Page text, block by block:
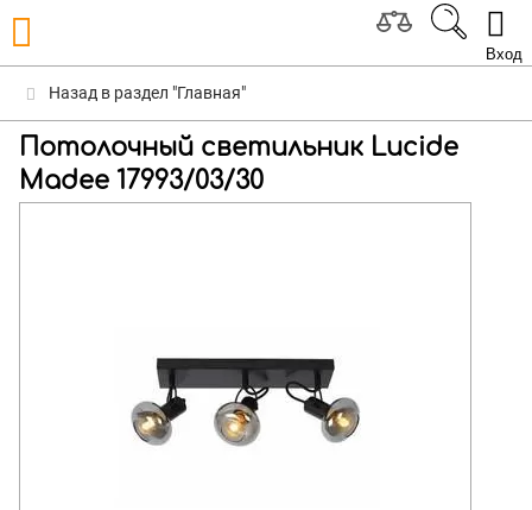
Вход
Назад в раздел "Главная"
Потолочный светильник Lucide
Madee 17993/03/30